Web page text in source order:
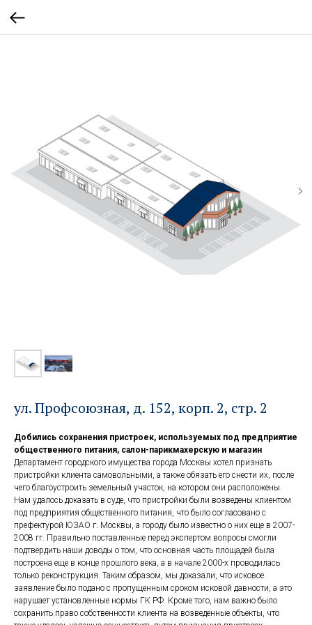
ул. Профсоюзная, д. 152, корп. 2, стр. 2
Добились сохранения пристроек, используемых под предприятие
общественного питания, салон-парикмахерскую и магазин
Департамент городского имущества города Москвы хотел признать
пристройки клиента самовольными, а также обязать его снести их, после
чего благоустроить земельный участок, на котором они расположены.
Нам удалось доказать в суде, что пристройки были возведены клиентом
под предприятия общественного питания, что было согласовано с
префектурой ЮЗАО г. Москвы, а городу было известно о них еще в 2007-
2008 гг. Правильно поставленные перед экспертом вопросы смогли
подтвердить наши доводы о том, что основная часть площадей была
построена еще в конце прошлого века, а в начале 2000-х проводилась
только реконструкция. Таким образом, мы доказали, что исковое
заявление было подано с пропущенным сроком исковой давности, а это
нарушает установленные нормы ГК РФ. Кроме того, нам важно было
сохранить право собственности клиента на возведенные объекты, что